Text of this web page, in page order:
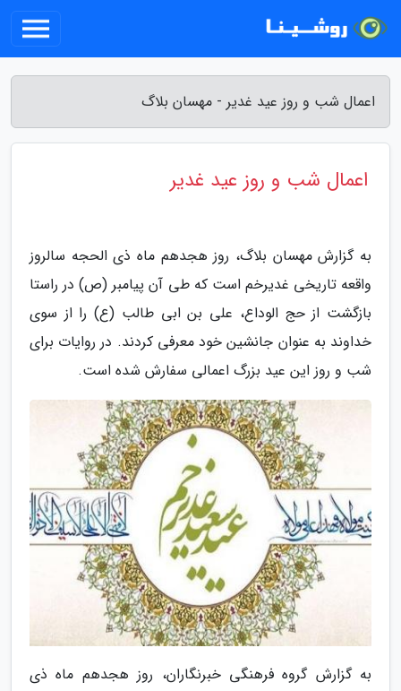
اعمال شب و روز عید غدیر - مهسان بلاگ
اعمال شب و روز عید غدیر
به گزارش مهسان بلاگ، روز هجدهم ماه ذی الحجه سالروز
واقعه تاریخی غدیرخم است که طی آن پیامبر (ص) در راستا
بازگشت از حج الوداع، علی بن ابی طالب (ع) را از سوی
خداوند به عنوان جانشین خود معرفی کردند. در روایات برای
شب و روز این عید بزرگ اعمالی سفارش شده است.
به گزارش گروه فرهنگی خبرنگاران، روز هجدهم ماه ذی